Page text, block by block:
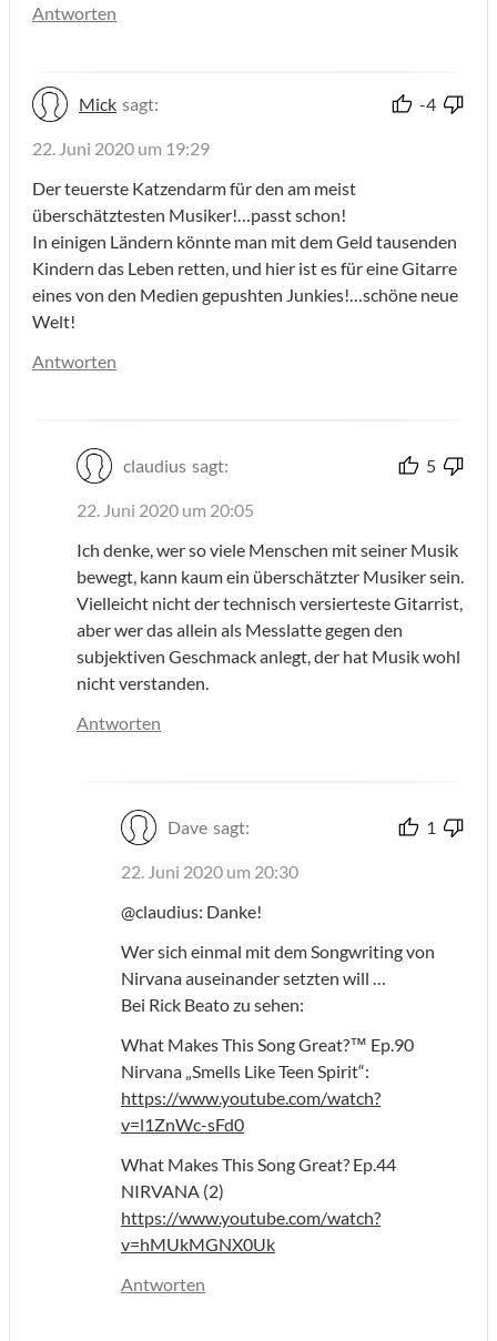
Antworten
Mick sagt: -4
22. Juni 2020 um 19:29
Der teuerste Katzendarm für den am meist
überschätztesten Musiker!…passt schon!
In einigen Ländern könnte man mit dem Geld tausenden
Kindern das Leben retten, und hier ist es für eine Gitarre
eines von den Medien gepushten Junkies!…schöne neue
Welt!
Antworten
claudius sagt: 5
22. Juni 2020 um 20:05
Ich denke, wer so viele Menschen mit seiner Musik
bewegt, kann kaum ein überschätzter Musiker sein.
Vielleicht nicht der technisch versierteste Gitarrist,
aber wer das allein als Messlatte gegen den
subjektiven Geschmack anlegt, der hat Musik wohl
nicht verstanden.
Antworten
Dave sagt: 1
22. Juni 2020 um 20:30
@claudius: Danke!
Wer sich einmal mit dem Songwriting von
Nirvana auseinander setzten will …
Bei Rick Beato zu sehen:
What Makes This Song Great?™ Ep.90
Nirvana „Smells Like Teen Spirit“:
https://www.youtube.com/watch?
v=l1ZnWc-sFd0
What Makes This Song Great? Ep.44
NIRVANA (2)
https://www.youtube.com/watch?
v=hMUkMGNX0Uk
Antworten